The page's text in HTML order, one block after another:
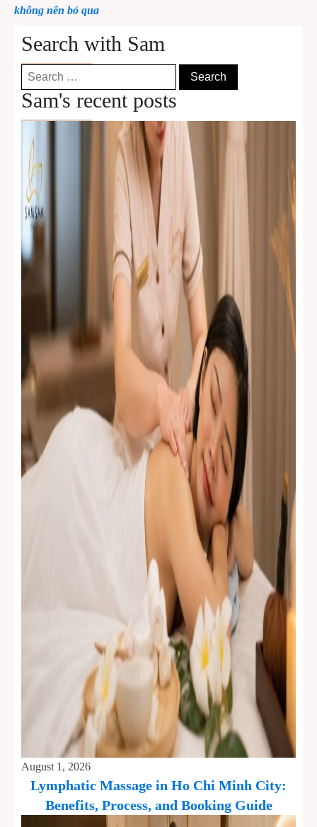
không nên bỏ qua
Search with Sam
Search
for:
Sam's recent posts
August 1, 2026
Lymphatic Massage in Ho Chi Minh City:
Benefits, Process, and Booking Guide